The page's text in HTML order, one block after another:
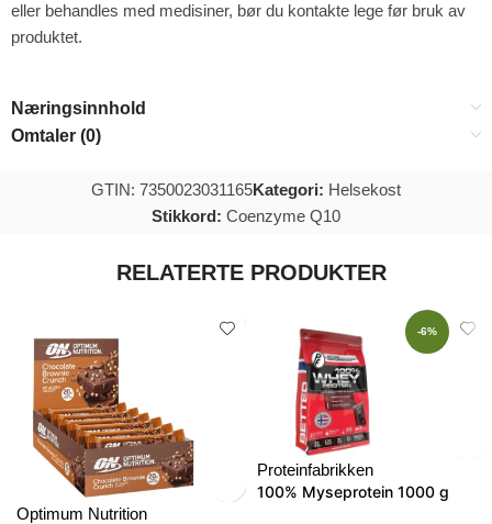
eller behandles med medisiner, bør du kontakte lege før bruk av
produktet.
Næringsinnhold
Omtaler (0)
GTIN: 7350023031165Kategori: Helsekost
Stikkord: Coenzyme Q10
RELATERTE PRODUKTER
Optimum Nutrition
-6%
Proteinfabrikken
100% Myseprotein 1000 g